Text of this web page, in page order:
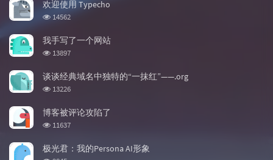
欢迎使用 Typecho
浏览次数:
14562
我手写了一个网站
浏览次数:
13897
谈谈经典域名中独特的“一抹红”——.org
浏览次数:
13226
博客被评论攻陷了
浏览次数:
11637
极光君：我的Persona AI形象